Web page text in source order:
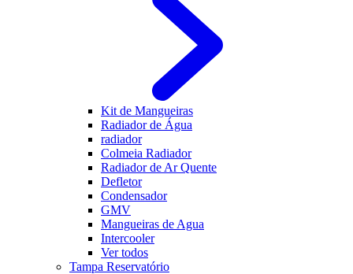
Kit de Mangueiras
Radiador de Água
radiador
Colmeia Radiador
Radiador de Ar Quente
Defletor
Condensador
GMV
Mangueiras de Agua
Intercooler
Ver todos
Tampa Reservatório